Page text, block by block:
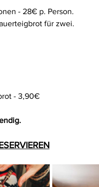
- 28€ p. Person.
für zwei.
- 3,90€